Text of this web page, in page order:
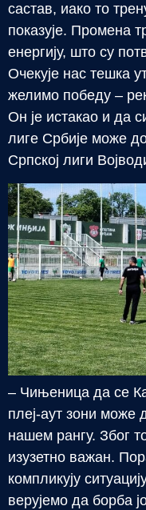
састав, иако то
показује. Промена
енергију, што су
Очекује нас тешка
желимо победу –
Он је истакао и да
лиге Србије може
Српској лиги
– Чињеница да се
плеј-аут зони може
нашем рангу. Због
изузетно важан.
компликују
верујемо да борба